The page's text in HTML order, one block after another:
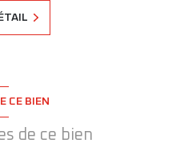
CE BIEN
de ce bien